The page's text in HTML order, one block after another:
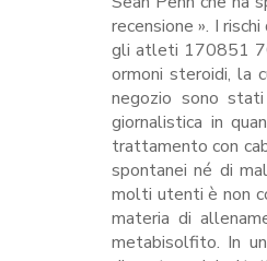
recensione ». I
gli atleti 170851
ormoni steroidi, la
negozio sono
giornalistica in
trattamento con
spontanei né di
molti utenti è non
materia di
metabisolfito. In